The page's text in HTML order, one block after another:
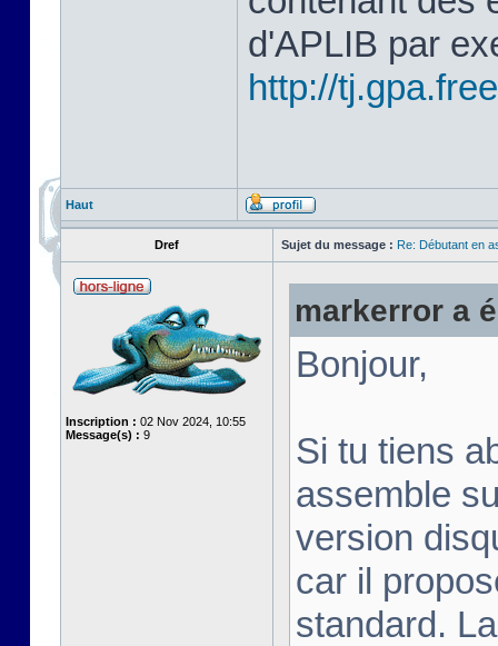
d'APLIB par
http://
Haut
Dref Sujet du message : Re: Débutant en
Inscription : 02 Nov 2024, 10:55
Message(s) : 9
markerror a
Bonjour,
Si tu tiens
assemble
version
car il
standard.